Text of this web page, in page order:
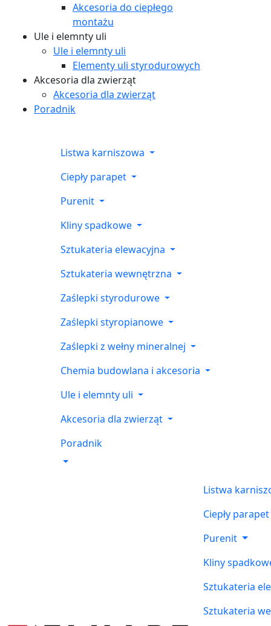
Akcesoria do ciepłego
montażu
Ule i elemnty uli
Ule i elemnty uli
Elementy uli styrodurowych
Akcesoria dla zwierząt
Akcesoria dla zwierząt
Poradnik
Listwa karniszowa
Ciepły parapet
Purenit
Kliny spadkowe
Sztukateria elewacyjna
Sztukateria wewnętrzna
Zaślepki styrodurowe
Zaślepki styropianowe
Zaślepki z wełny mineralnej
Chemia budowlana i akcesoria
Ule i elemnty uli
Akcesoria dla zwierząt
Poradnik
Listwa
Ciepły parapet
Purenit
Kliny
Sztukateria
Sztukateria